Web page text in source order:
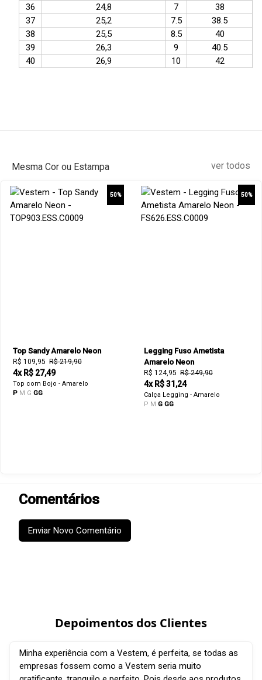
36
24,8 7
38
37
25,2 7.5
38.5
38
25,5 8.5
40
39
26,3 9
40.5
40
26,9 10 42
Mesma Cor ou Estampa ver todos
50%
Top Sandy Amarelo Neon
R$ 109,95 R$ 219,90
4x R$ 27,49
Top com Bojo - Amarelo
P M G GG
50%
Legging Fuso Ametista
Amarelo Neon
R$ 124,95 R$ 249,90
4x R$ 31,24
Calça Legging - Amarelo
P M G GG
Comentários
Enviar Novo Comentário
Depoimentos dos Clientes
Minha experiência com a Vestem, é perfeita, se todas as
empresas fossem como a Vestem seria muito